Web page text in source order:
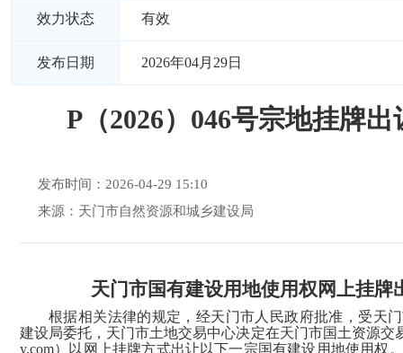
效力状态 有效
发布日期 2026年04月29日
P（2026）046号宗地挂牌出
发布时间：2026-04-29 15:10
来源：天门市自然资源和城乡建设局
天门市国有建设用地使用权网上挂牌
根据相关法律的规定，经天门市人民政府批准，受天
建设局委托，天门市土地交易中心决定在天门市国土资源交
y.com）以网上挂牌方式出让以下一宗国有建设用地使用权